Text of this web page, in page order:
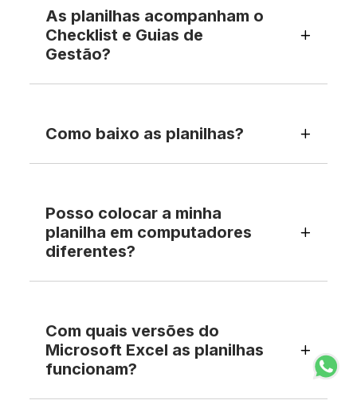
As planilhas acompanham o
Checklist e Guias de
Gestão?
Como baixo as planilhas?
Posso colocar a minha
planilha em computadores
diferentes?
Com quais versões do
Microsoft Excel as planilhas
funcionam?